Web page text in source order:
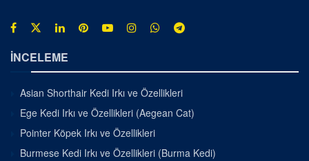
İNCELEME
Asian Shorthair Kedi Irkı ve Özellikleri
Ege Kedi Irkı ve Özellikleri (Aegean Cat)
Pointer Köpek Irkı ve Özellikleri
Burmese Kedi Irkı ve Özellikleri (Burma Kedi)